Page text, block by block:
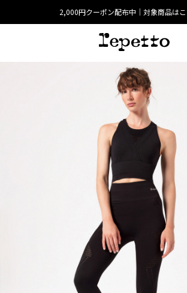
2,000円クーポン配布中｜対象商品は